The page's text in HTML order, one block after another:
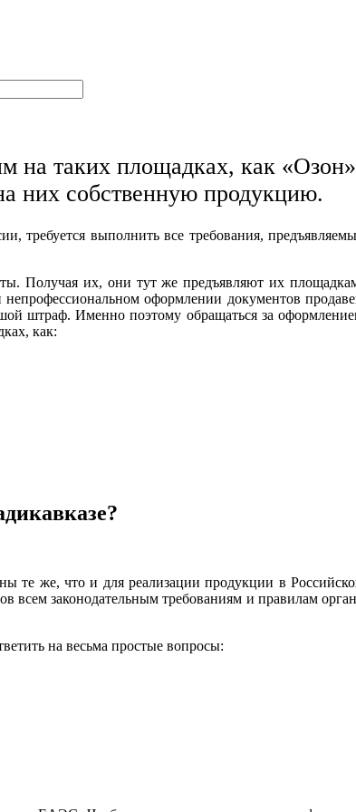
на таких площадках, как «Озон»
них собственную продукцию.
требуется выполнить все требования,
Получая их, они тут же предъявляют их
оформлении документов
штраф. Именно поэтому обращаться за
как:
те же, что и для реализации продукции в
всем законодательным требованиям и правилам
на весьма простые вопросы: